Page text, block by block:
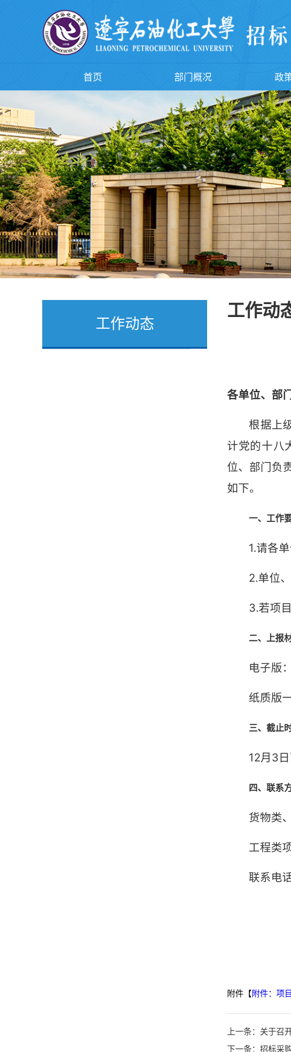
首页 部门概况 政
工作动态
工作动
各单位、部门
根据上
计党的十八
位、部门负
如下。
一、工作
1.请各
2.单位
3.若项
二、上报
电子版
纸质版
三、截止
12月3
四、联系
货物类
工程类
联系电
附件【附件：项
上一条：关于召
下一条：招标采